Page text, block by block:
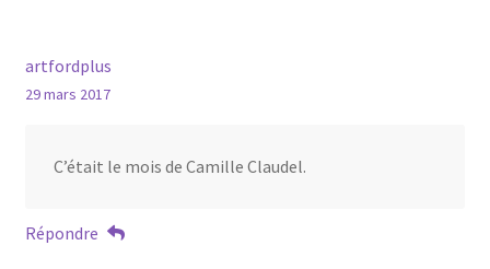
artfordplus
29 mars 2017
C’était le mois de Camille Claudel.
Répondre